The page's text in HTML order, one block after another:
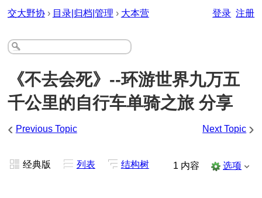
交大野协 › 目录|归档|管理 › 大本营 登录 注册
《不去会死》--环游世界九万五
千公里的自行车单骑之旅 分享
‹ Previous Topic Next Topic ›
经典版 列表 结构树 1 内容 选项